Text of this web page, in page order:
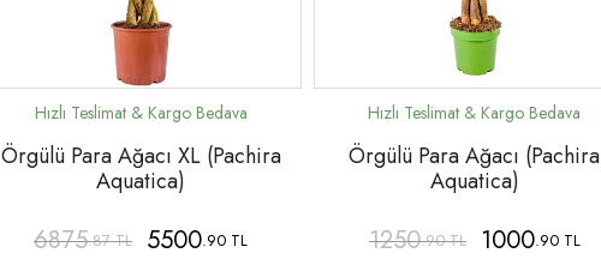
Örgülü Para Ağacı XL (Pachira
Aquatica)
6875.87 TL 5500.90 TL
Örgülü Para Ağacı (Pachira
Aquatica)
1250.90 TL 1000.90 TL